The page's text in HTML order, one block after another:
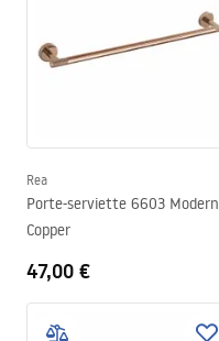
Rea
Porte-serviette 6603 Modern
Copper
47,00 €